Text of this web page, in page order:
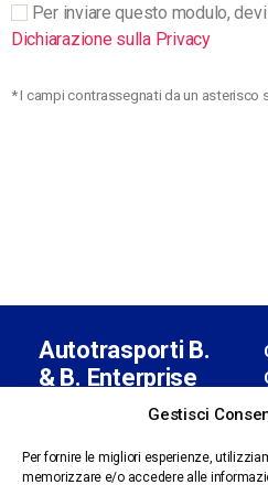
Gestisci
Per fornire le migliori esperienze,
memorizzare e/o accedere alle
Per inviare questo modulo,
Dichiarazione sulla Privacy
* I campi contrassegnati da un asterisco
Autotrasporti B.
& B. Enterprise
S.r.l. con socio